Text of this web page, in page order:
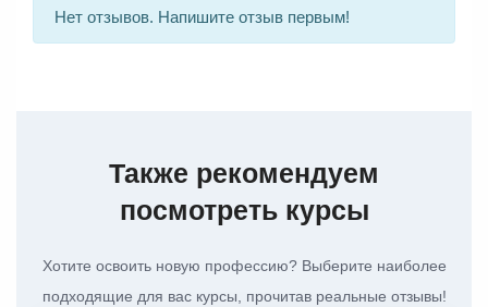
Нет отзывов. Напишите отзыв первым!
Также рекомендуем
посмотреть курсы
Хотите освоить новую профессию? Выберите наиболее
подходящие для вас курсы, прочитав реальные отзывы!